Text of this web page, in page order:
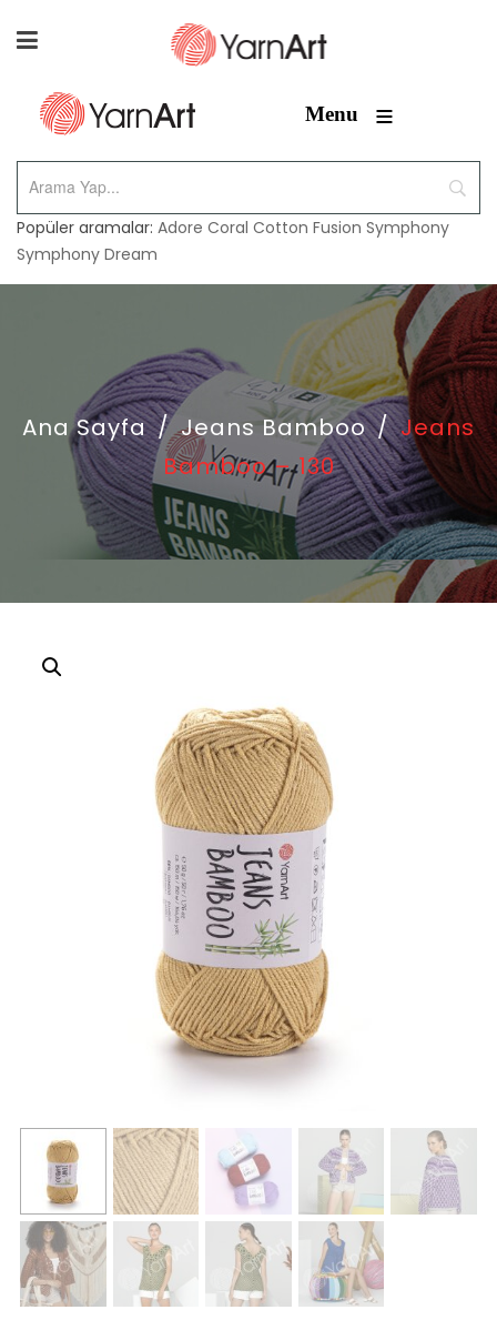
Menu ≡
Popüler aramalar: Adore Coral Cotton Fusion Symphony
Symphony Dream
Ana Sayfa / Jeans Bamboo / Jeans
Bamboo – 130